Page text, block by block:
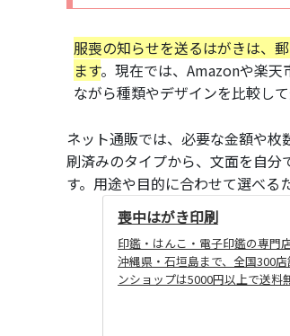
服喪の知らせを送るはがきは、
ます。現在では、Amazonや楽天
ながら種類やデザインを比較して
ネット通販では、必要な金額や
刷済みのタイプから、文面を自分
す。用途や目的に合わせて選べる
喪中はがき印刷
印鑑・はんこ・電子印鑑の専門
沖縄県・石垣島まで、全国300
ンショップは5000円以上で送料